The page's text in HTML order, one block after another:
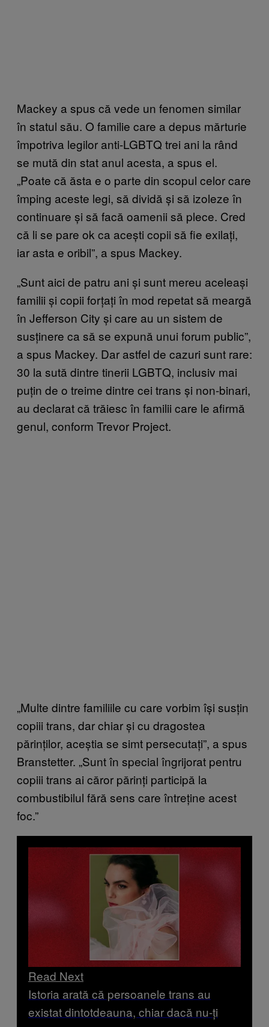
Mackey a spus că vede un fenomen similar
în statul său. O familie care a depus mărturie
împotriva legilor anti-LGBTQ trei ani la rând
se mută din stat anul acesta, a spus el.
„Poate că ăsta e o parte din scopul celor care
împing aceste legi, să dividă și să izoleze în
continuare și să facă oamenii să plece. Cred
că li se pare ok ca acești copii să fie exilați,
iar asta e oribil”, a spus Mackey.
„Sunt aici de patru ani și sunt mereu aceleași
familii și copii forțați în mod repetat să meargă
în Jefferson City și care au un sistem de
susținere ca să se expună unui forum public”,
a spus Mackey. Dar astfel de cazuri sunt rare:
30 la sută dintre tinerii LGBTQ, inclusiv mai
puțin de o treime dintre cei trans și non-binari,
au declarat că trăiesc în familii care le afirmă
genul, conform Trevor Project.
„Multe dintre familiile cu care vorbim își susțin
copiii trans, dar chiar și cu dragostea
părinților, aceștia se simt persecutați”, a spus
Branstetter. „Sunt în special îngrijorat pentru
copiii trans ai căror părinți participă la
combustibilul fără sens care întreține acest
foc.”
Read Next
Istoria arată că persoanele trans au
existat dintotdeauna, chiar dacă nu-ți